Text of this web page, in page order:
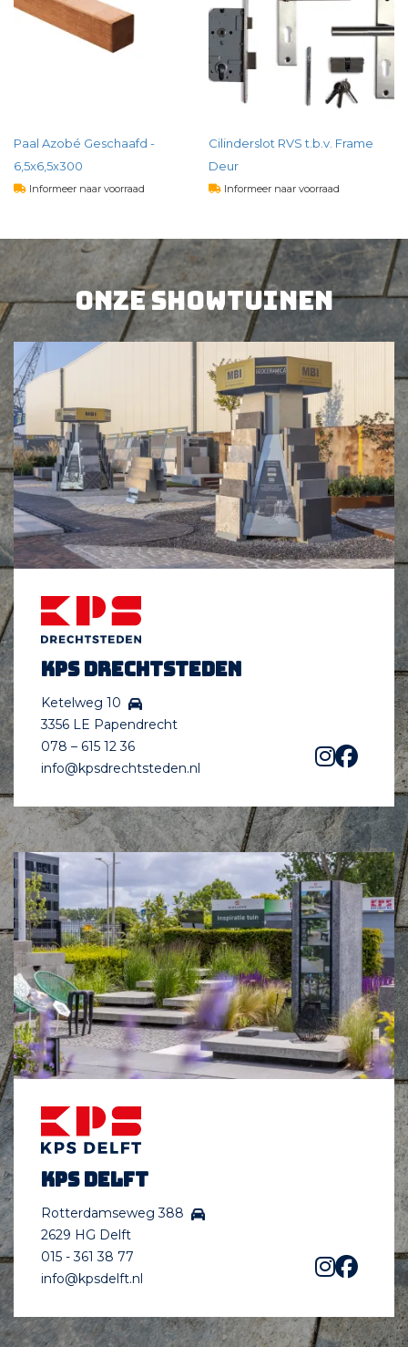
Paal Azobé Geschaafd -
6,5x6,5x300
Informeer naar voorraad
35,48per st
BEKIJK PRODUCT
Cilinderslot RVS t.b.v. Frame
Deur
Informeer naar voorraad
44,66per st
BEKIJK PRODUCT
Onze showtuinen
KPS Drechtsteden
Ketelweg 10
3356 LE Papendrecht
078 – 615 12 36
info@kpsdrechtsteden.nl
KPS Delft
Rotterdamseweg 388
2629 HG Delft
015 - 361 38 77
info@kpsdelft.nl